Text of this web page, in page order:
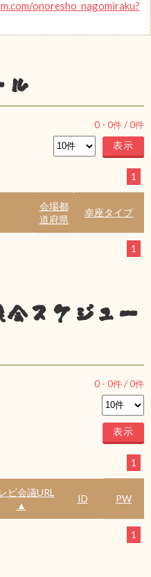
onoresho_nagomiraku?
ル
0 - 0件 /0件
1
会場都
道府県
幸座タイプ
1
会スケジュー
0 - 0件 /0件
1
ビ会議URL
▲
ID PW
1